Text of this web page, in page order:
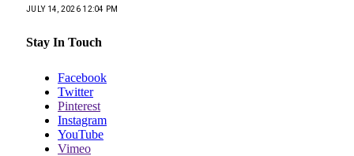
JULY 14, 2026 12:04 PM
Stay In Touch
Facebook
Twitter
Pinterest
Instagram
YouTube
Vimeo